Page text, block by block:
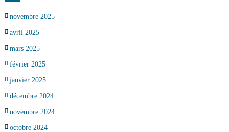
novembre 2025
avril 2025
mars 2025
février 2025
janvier 2025
décembre 2024
novembre 2024
octobre 2024